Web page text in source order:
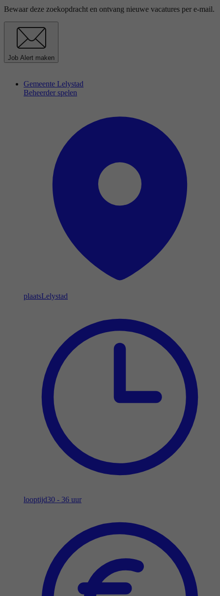
Bewaar deze zoekopdracht en ontvang nieuwe vacatures per e-mail.
Job Alert maken
Gemeente Lelystad
Beheerder spelen
plaatsLelystad
looptijd30 - 36 uur